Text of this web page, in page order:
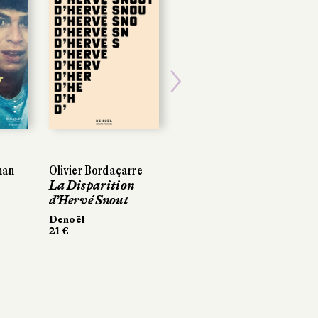
Olivier Bordaçarre
La Disparition
d’Hervé Snout
Denoël
21 €